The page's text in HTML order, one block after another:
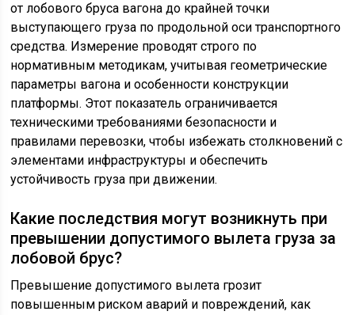
от лобового бруса вагона до крайней точки
выступающего груза по продольной оси транспортного
средства. Измерение проводят строго по
нормативным методикам, учитывая геометрические
параметры вагона и особенности конструкции
платформы. Этот показатель ограничивается
техническими требованиями безопасности и
правилами перевозки, чтобы избежать столкновений с
элементами инфраструктуры и обеспечить
устойчивость груза при движении.
Какие последствия могут возникнуть при
превышении допустимого вылета груза за
лобовой брус?
Превышение допустимого вылета грозит
повышенным риском аварий и повреждений, как